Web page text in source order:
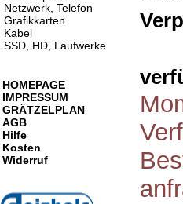
Netzwerk, Telefon
Grafikkarten
Kabel
SSD, HD, Laufwerke
HOMEPAGE
IMPRESSUM
GRÄTZELPLAN
AGB
Hilfe
Kosten
Widerruf